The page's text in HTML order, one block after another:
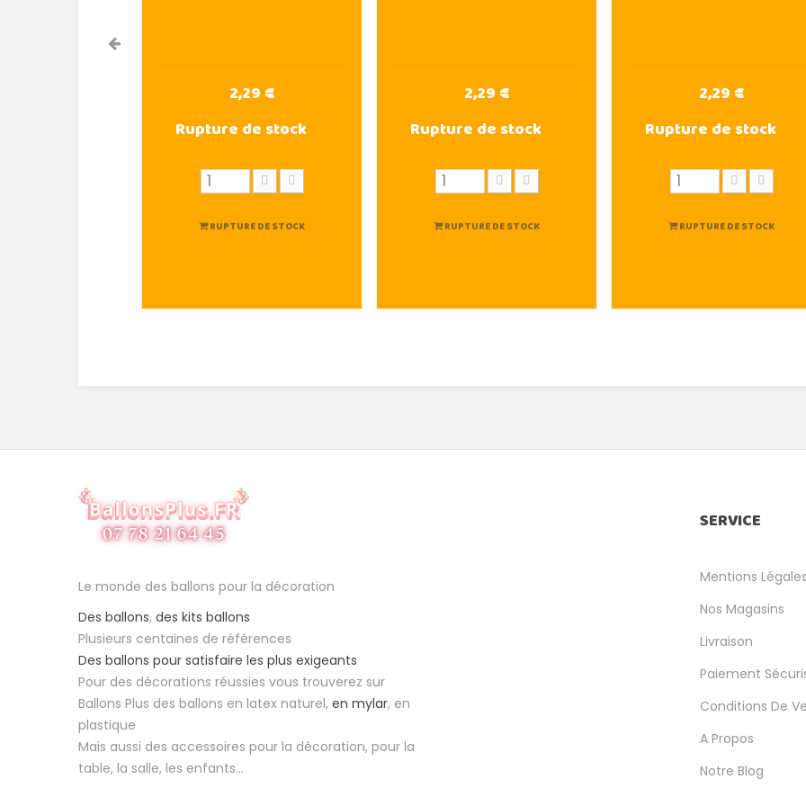
2,29 €
Rupture de stock
RUPTURE DE STOCK
2,29 €
Rupture de stock
RUPTURE DE STOCK
2,29 €
Rupture de stock
RUPTURE DE STOCK
Le monde des ballons pour la décoration
Des ballons, des kits ballons
Plusieurs centaines de références
Des ballons pour satisfaire les plus exigeants
Pour des décorations réussies vous trouverez sur
Ballons Plus des ballons en latex naturel, en mylar, en
plastique
Mais aussi des accessoires pour la décoration, pour la
table, la salle, les enfants...
SERVICE
Mentions Légales
Nos Magasins
Livraison
Paiement
Conditions De
A Propos
Notre Blog